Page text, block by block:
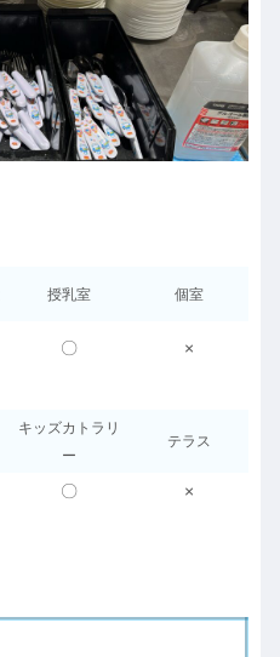
授乳室 個室
〇 ×
キッズカトラリ
ー
テラス
〇 ×